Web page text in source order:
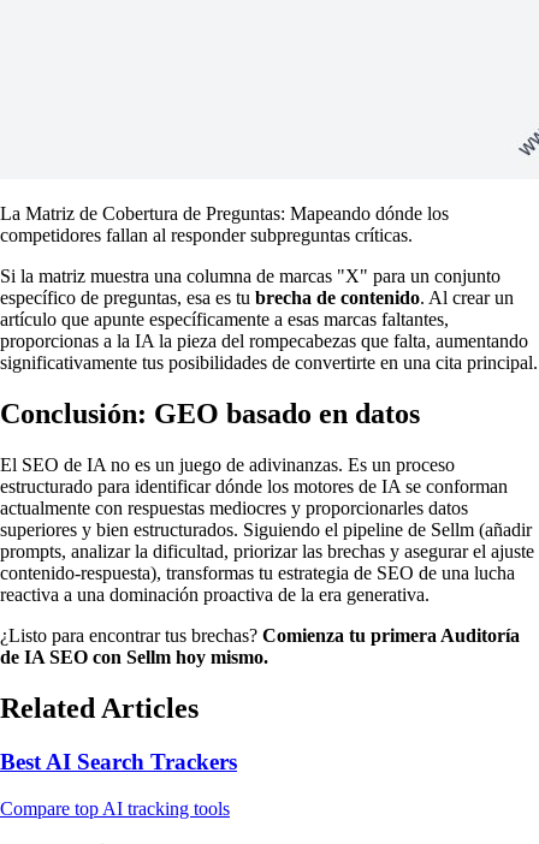
La Matriz de Cobertura de Preguntas: Mapeando dónde los
competidores fallan al responder subpreguntas críticas.
Si la matriz muestra una columna de marcas "X" para un conjunto
específico de preguntas, esa es tu brecha de contenido. Al crear un
artículo que apunte específicamente a esas marcas faltantes,
proporcionas a la IA la pieza del rompecabezas que falta, aumentando
significativamente tus posibilidades de convertirte en una cita principal.
Conclusión: GEO basado en datos
El SEO de IA no es un juego de adivinanzas. Es un proceso
estructurado para identificar dónde los motores de IA se conforman
actualmente con respuestas mediocres y proporcionarles datos
superiores y bien estructurados. Siguiendo el pipeline de Sellm (añadir
prompts, analizar la dificultad, priorizar las brechas y asegurar el ajuste
contenido-respuesta), transformas tu estrategia de SEO de una lucha
reactiva a una dominación proactiva de la era generativa.
¿Listo para encontrar tus brechas? Comienza tu primera Auditoría
de IA SEO con Sellm hoy mismo.
Related Articles
Best AI Search Trackers
Compare top AI tracking tools